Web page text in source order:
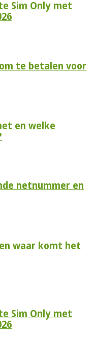
Sim Only met
te betalen voor
en welke
netnummer en
waar komt het
Sim Only met